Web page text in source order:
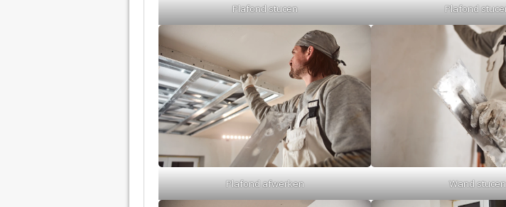
Plafond stucen Plafond
Plafond afwerken Wand stucen